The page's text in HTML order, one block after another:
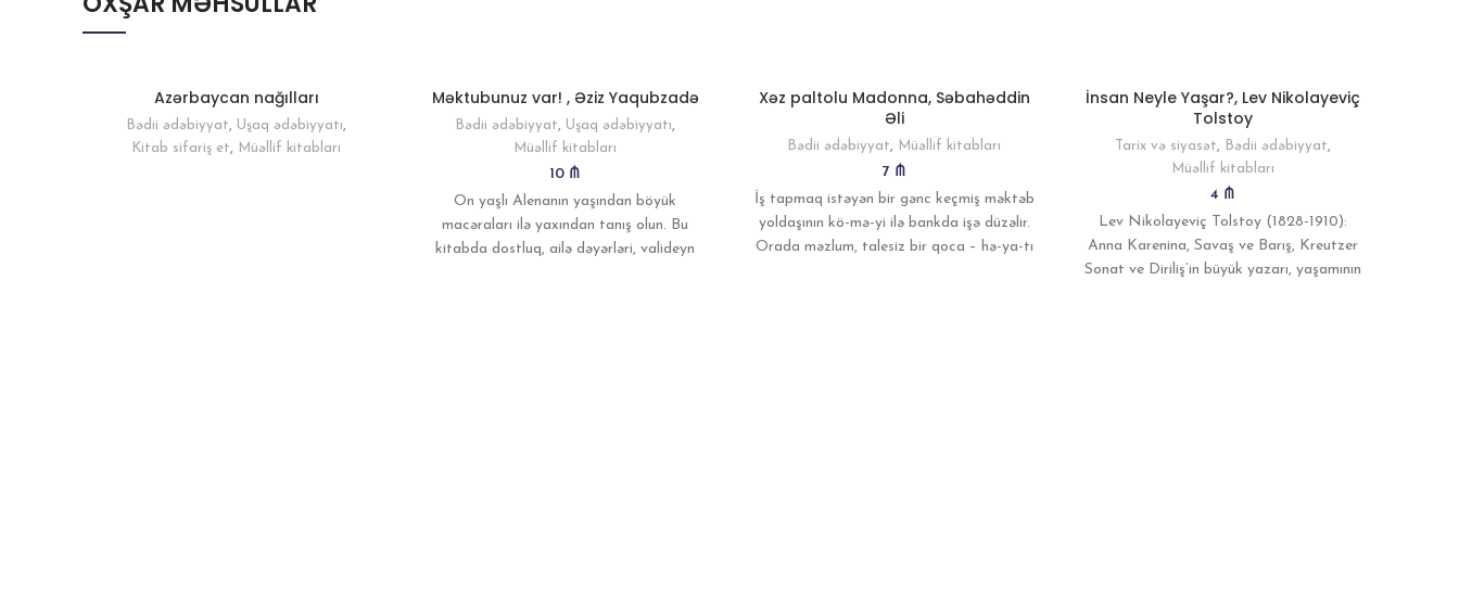
Azərbaycan nağılları
Bədii ədəbiyyat Uşaq ədəbiyyatı
Kitab sifariş et
Müəllif kitabları
Məktubunuz var! , Əziz Yaqubzadə
Bədii ədəbiyyat Uşaq ədəbiyyatı
Müəllif kitabları
10 ₼
On yaşlı Alenanın yaşından böyük
macəraları ilə yaxından tanış olun. Bu
kitabda dostluq, ailə dəyərləri, valideyn
Xəz paltolu Madonna, Səbahəddin
Əli
Bədii ədəbiyyat Müəllif kitabları
7 ₼
İş tapmaq istəyən bir gənc keçmiş məktəb
yoldaşının kö-mə-yi ilə bankda işə düzəlir.
Orada məzlum, talesiz bir qoca – hə-ya-tı
İnsan Neyle Yaşar?, Lev Nikolayeviç
Tolstoy
Tarix və siyasət Bədii ədəbiyyat
Müəllif kitabları
4 ₼
Lev Nikolayeviç Tolstoy (1828-1910):
Anna Karenina, Savaş ve Barış, Kreutzer
Sonat ve Diriliş’in büyük yazarı, yaşamının